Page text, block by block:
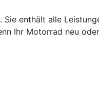
enthält alle
Ihr Motorrad neu